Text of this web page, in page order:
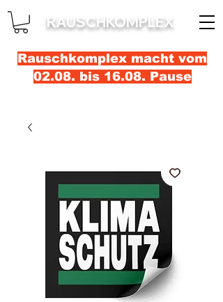
RAUSCHKOMPLEX
Rauschkomplex macht vom
02.08. bis 16.08. Pause